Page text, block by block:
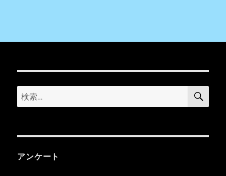
検
索:
検
アンケート